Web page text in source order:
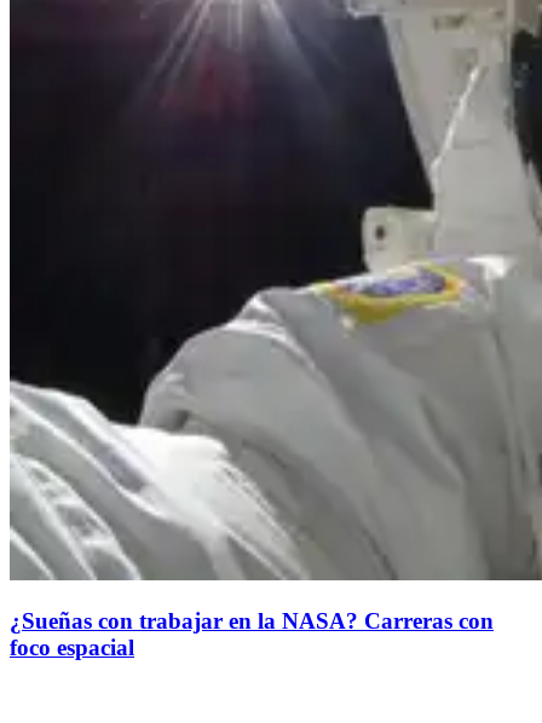
¿Sueñas con trabajar en la NASA? Carreras con
foco espacial